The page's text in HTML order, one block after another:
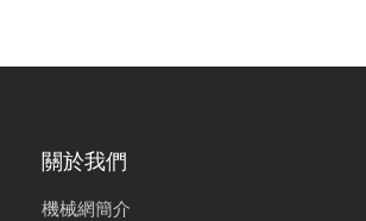
關於我們
機械網簡介